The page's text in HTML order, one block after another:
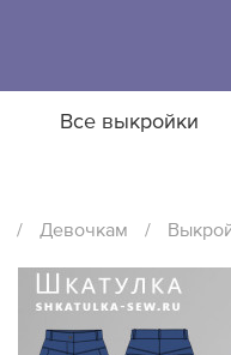
Все выкройки
/ Девочкам /